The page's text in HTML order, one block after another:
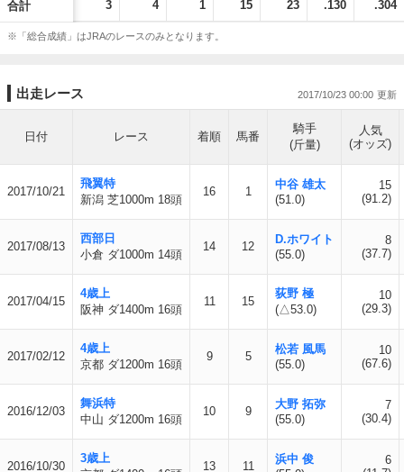
合計 3 4 1 15 23 .130 .304
※「総合成績」はJRAのレースのみとなります。
出走レース 2017/10/23 00:00
日付 レース 着順 馬番
騎手
(斤量)
人気
(オッズ)
2017/10/21
飛翼特
新潟 芝1000m 18頭
16 1
中谷 雄太
(51.0)
15
(91.2)
2017/08/13
西部日
小倉 ダ1000m 14頭
14 12
D.ホワイト
(55.0)
8
(37.7)
2017/04/15
4歳上
阪神 ダ1400m 16頭
11 15
荻野 極
(△53.0)
10
(29.3)
2017/02/12
4歳上
京都 ダ1200m 16頭
9 5
松若 風馬
(55.0)
10
(67.6)
2016/12/03
舞浜特
中山 ダ1200m 16頭
10 9
大野 拓弥
(55.0)
7
(30.4)
2016/10/30
3歳上
13 11
浜中 俊
6